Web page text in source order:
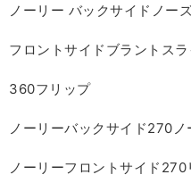
ノーリー バックサイドノー
フロントサイドブラントスラ
360フリップ
ノーリーバックサイド270ノ
ノーリーフロントサイド270